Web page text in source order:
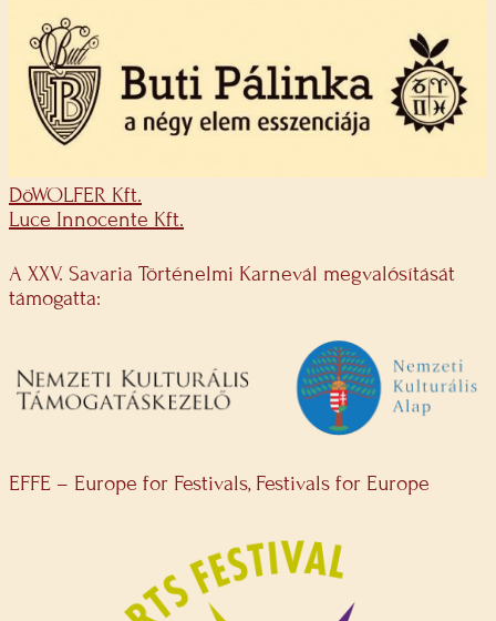
DöWOLFER Kft.
Luce Innocente Kft.
A XXV. Savaria Történelmi Karnevál megvalósítását
támogatta:
EFFE – Europe for Festivals, Festivals for Europe